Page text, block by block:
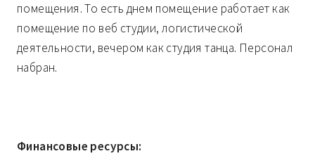
помещения. То есть днем помещение работает как
помещение по веб студии, логистической
деятельности, вечером как студия танца. Персонал
набран.
Финансовые ресурсы: